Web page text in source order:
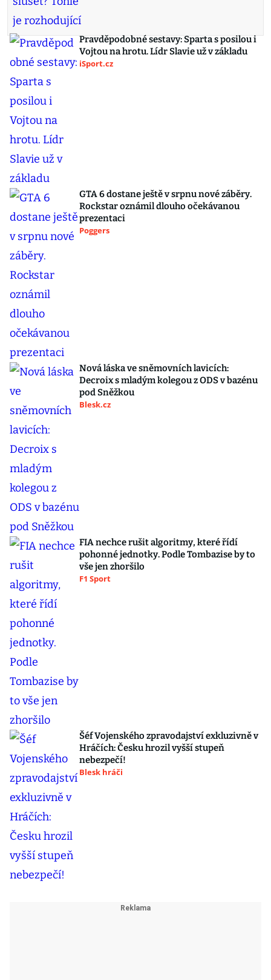
Pravděpodobné sestavy: Sparta s posilou i
Vojtou na hrotu. Lídr Slavie už v základu
iSport.cz
GTA 6 dostane ještě v srpnu nové záběry.
Rockstar oznámil dlouho očekávanou
prezentaci
Poggers
Nová láska ve sněmovních lavicích:
Decroix s mladým kolegou z ODS v bazénu
pod Sněžkou
Blesk.cz
FIA nechce rušit algoritmy, které řídí
pohonné jednotky. Podle Tombazise by to
vše jen zhoršilo
F1 Sport
Šéf Vojenského zpravodajství exkluzivně v
Hráčích: Česku hrozil vyšší stupeň
nebezpečí!
Blesk hráči